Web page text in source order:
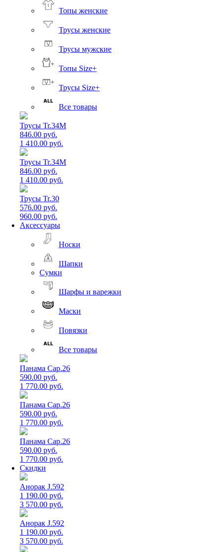
Топы женские
Трусы женские
Трусы мужские
Топы Size+
Трусы Size+
Все товары
Трусы Tr.34M
846.00 руб.
1 410.00 руб.
Трусы Tr.34M
846.00 руб.
1 410.00 руб.
Трусы Tr.30
576.00 руб.
960.00 руб.
Аксессуары
Носки
Шапки
Сумки
Шарфы и варежки
Маски
Повязки
Все товары
Панама Cap.26
590.00 руб.
1 770.00 руб.
Панама Cap.26
590.00 руб.
1 770.00 руб.
Панама Cap.26
590.00 руб.
1 770.00 руб.
Скидки
Анорак J.592
1 190.00 руб.
3 570.00 руб.
Анорак J.592
1 190.00 руб.
3 570.00 руб.